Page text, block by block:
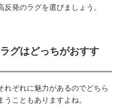
発のラグを選びましょう。
グはどっちがおすす
れぞれに魅力があるのでどちら
こともありますよね。